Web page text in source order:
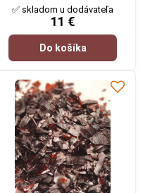
✅ skladom u dodávateľa
11 €
Do košíka